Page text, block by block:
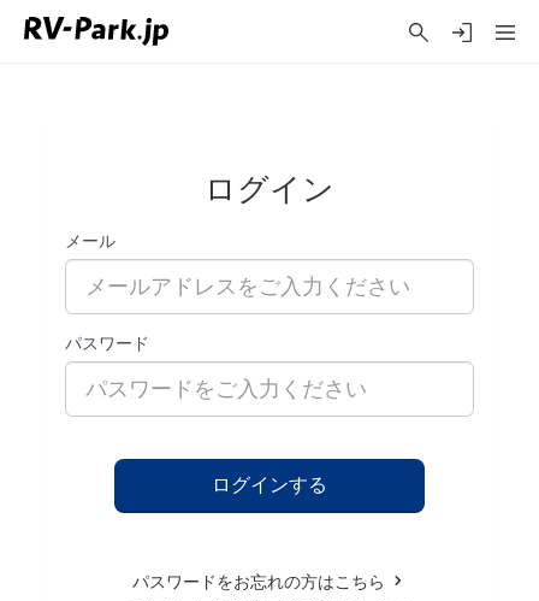
ログイン
メール
パスワード
パスワードをお忘れの方はこちら